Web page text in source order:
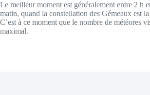
Le meilleur moment est généralement entre 2 h
matin, quand la constellation des Gémeaux est
C’est à ce moment que le nombre de météores
maximal.